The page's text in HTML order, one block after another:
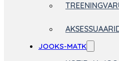
JOOKS-MATK